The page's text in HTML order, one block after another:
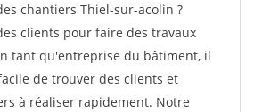
chantiers Thiel-sur-acolin ?
clients pour faire des travaux
tant qu'entreprise du bâtiment, il
de trouver des clients et
à réaliser rapidement. Notre